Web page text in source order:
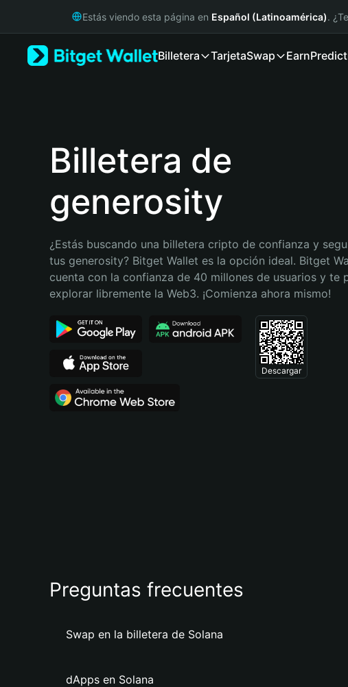
Русский
Bahasa Indonesia
Português (Brasil)
Español (Argentina)
Estás viendo esta página en Español (Latinoamérica).
Billetera TarjetaSwap Earn
Billetera de
generosity
¿Estás buscando una billetera cripto de confianza y
tus generosity? Bitget Wallet es la opción ideal. Bitget
cuenta con la confianza de 40 millones de usuarios y te
explorar libremente la Web3. ¡Comienza ahora mismo!
Descargar
Preguntas frecuentes
Swap en la billetera de Solana
dApps en Solana